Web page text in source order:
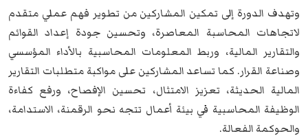
وتهدف الدورة إلى تمكين المشاركين من تطوير فهم عملي متقدم
لاتجاهات المحاسبة المعاصرة، وتحسين جودة إعداد القوائم
والتقارير المالية، وربط المعلومات المحاسبية بالأداء المؤسسي
وصناعة القرار. كما تساعد المشاركين على مواكبة متطلبات التقارير
المالية الحديثة، تعزيز الامتثال، تحسين الإفصاح، ورفع كفاءة
الوظيفة المحاسبية في بيئة أعمال تتجه نحو الرقمنة، الاستدامة،
والحوكمة الفعالة.